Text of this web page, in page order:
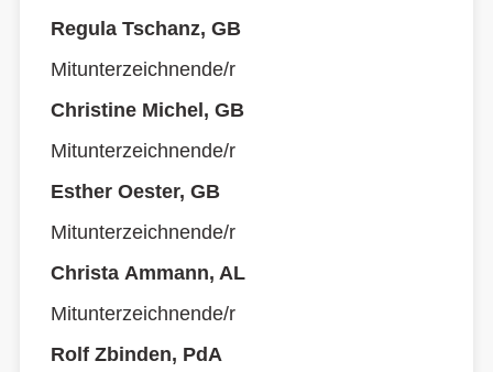
Regula Tschanz, GB
Mitunterzeichnende/r
Christine Michel, GB
Mitunterzeichnende/r
Esther Oester, GB
Mitunterzeichnende/r
Christa Ammann, AL
Mitunterzeichnende/r
Rolf Zbinden, PdA